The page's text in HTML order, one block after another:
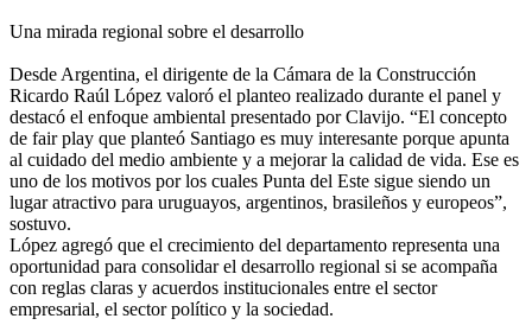
Una mirada regional sobre el desarrollo
Desde Argentina, el dirigente de la Cámara de la Construcción
Ricardo Raúl López valoró el planteo realizado durante el panel y
destacó el enfoque ambiental presentado por Clavijo. “El concepto
de fair play que planteó Santiago es muy interesante porque apunta
al cuidado del medio ambiente y a mejorar la calidad de vida. Ese es
uno de los motivos por los cuales Punta del Este sigue siendo un
lugar atractivo para uruguayos, argentinos, brasileños y europeos”,
sostuvo.
López agregó que el crecimiento del departamento representa una
oportunidad para consolidar el desarrollo regional si se acompaña
con reglas claras y acuerdos institucionales entre el sector
empresarial, el sector político y la sociedad.